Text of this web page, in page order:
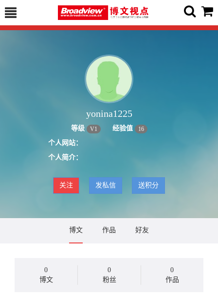
yonina1225
等级 V1 经验值 16
个人网站：
个人简介：
关注 发私信 送积分
博文 作品 好友
0
博文
0
粉丝
0
作品